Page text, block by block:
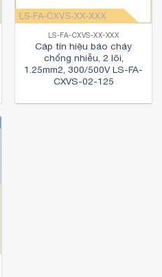
LS-FA-CXVS-XX-XXX
Cáp tín hiệu báo cháy
chống nhiễu, 2 lõi,
1.25mm2, 300/500V LS-FA-
CXVS-02-125